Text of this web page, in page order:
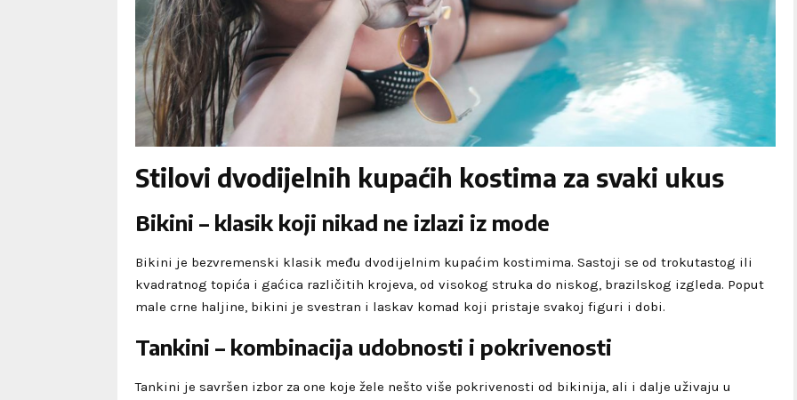
Stilovi dvodijelnih kupaćih kostima za svaki ukus
Bikini – klasik koji nikad ne izlazi iz mode
Bikini je bezvremenski klasik među dvodijelnim kupaćim kostimima. Sastoji se od trokutastog ili
kvadratnog topića i gaćica različitih krojeva, od visokog struka do niskog, brazilskog izgleda. Poput
male crne haljine, bikini je svestran i laskav komad koji pristaje svakoj figuri i dobi.
Tankini – kombinacija udobnosti i pokrivenosti
Tankini je savršen izbor za one koje žele nešto više pokrivenosti od bikinija, ali i dalje uživaju u